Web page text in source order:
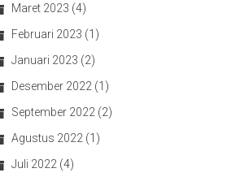
Maret 2023 (4)
Februari 2023 (1)
Januari 2023 (2)
Desember 2022 (1)
September 2022 (2)
Agustus 2022 (1)
Juli 2022 (4)